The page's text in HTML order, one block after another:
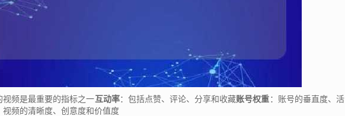
频是最重要的指标之一互动率：包括点赞、评论、分享和收藏账号权重：账号的垂直度、活
视频的清晰度、创意度和价值度